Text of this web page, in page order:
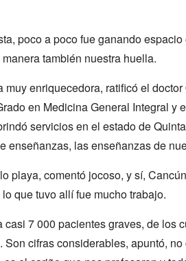
poco a poco fue ganando
también nuestra huella.
enriquecedora, ratificó el doctor
en Medicina General Integral y
servicios en el estado de
enseñanzas, las enseñanzas de
playa, comentó jocoso, y sí,
que tuvo allí fue mucho trabajo.
7 000 pacientes graves, de los
cifras considerables, apuntó,